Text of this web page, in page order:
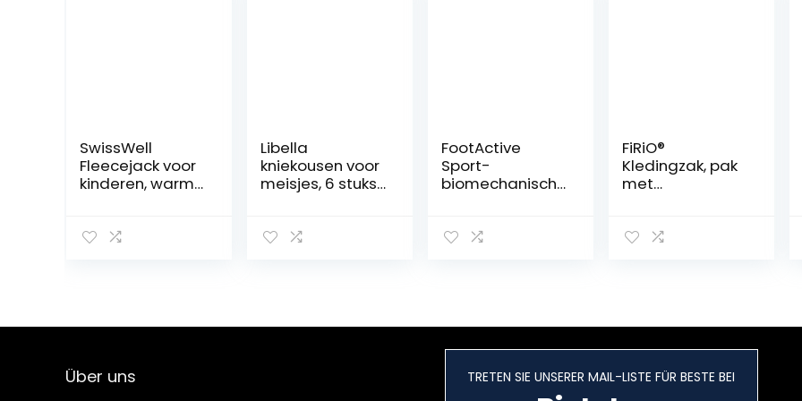
SwissWell
Fleecejack voor
kinderen, warme
Libella
kniekousen voor
meisjes, 6 stuks,
meerkleurig, VA
FootActive
Sport-
biomechanische
Freizeit. Perfekte
Rücken.
FiRiO®
Kledingzak, pak
met
hoogwaardige
kledingbescher
mhoes,
voor reizen en
Über uns TRETEN SIE UNSERER MAIL-LISTE FÜR BESTE BEI